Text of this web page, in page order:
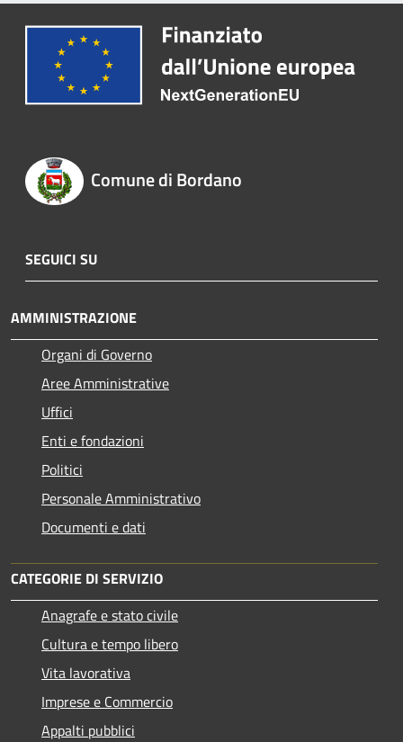
Comune di Bordano
SEGUICI SU
AMMINISTRAZIONE
Organi di Governo
Aree Amministrative
Uffici
Enti e fondazioni
Politici
Personale Amministrativo
Documenti e dati
CATEGORIE DI SERVIZIO
Anagrafe e stato civile
Cultura e tempo libero
Vita lavorativa
Imprese e Commercio
Appalti pubblici